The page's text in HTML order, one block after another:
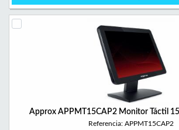
Approx APPMT15CAP2 Monitor Táctil
Referencia: APPMT15CAP2